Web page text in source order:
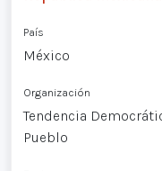
País
México
Organización
Tendencia
Pueblo